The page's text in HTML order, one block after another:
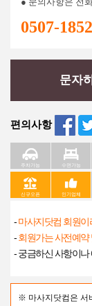
0507-
문자
편의사항
주차가능 수면가능
신규오픈 인기업체
-마사지닷컴 회원
-회원가는 사전예약
- 궁금하신 사항이
※ 마사지닷컴은 서